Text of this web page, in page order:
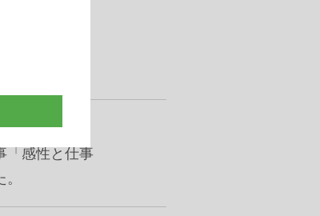
ボの記事
した。
「感性と仕事